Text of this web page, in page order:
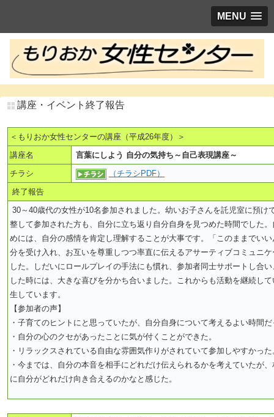
MENU
講座・イベント終了報告
＜もりおか女性センターの講座（平成26年度）＞
講座名
言葉にしよう 自分の気持ち～自己表現講座～
チラシ
（チラシPDF）
終了報告
30～40歳代の女性が10名参加されました。幼いお子さんを託児室に預け
整して参加された方も、自分に立ち返り自分自身を見つめた時間でした
めには、自分の感情を肯定し理解することが大事です。「このままでい
分を受け入れ、お互いを尊重しつつ率直に伝えるアサーティブコミュニ
した。しだいにロールプレイの手法にも慣れ、参加者同士サポートし合
した時には、大きな喜びを分かち合いました。これからも活動を継続し
生しています。
【参加者の声】
・子育てのヒントにと思っていたが、自分自身について考えるよい時間
・自分の心のクセがあったことに気が付くことができた。
・リラックスされている自由な雰囲気作りがされていて参加しやすかった
・今までは、自分の本音を相手にどれだけ伝えられるかを考えていたが
に自分がどれだけ向き合えるのかなと感じた。